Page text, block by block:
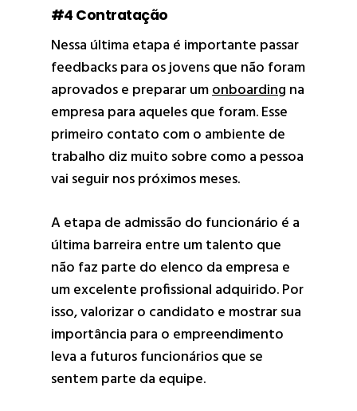
#4 Contratação
Nessa última etapa é importante passar
feedbacks para os jovens que não foram
aprovados e preparar umonboarding na
empresa para aqueles que foram. Esse
primeiro contato com o ambiente de
trabalho diz muito sobre como a pessoa
vai seguir nos próximos meses.
A etapa de admissão do funcionário é a
última barreira entre um talento que
não faz parte do elenco da empresa e
um excelente profissional adquirido. Por
isso, valorizar o candidato e mostrar sua
importância para o empreendimento
leva a futuros funcionários que se
sentem parte da equipe.